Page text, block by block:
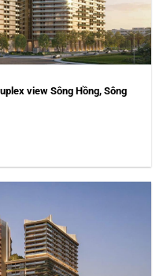
view Sông Hồng, Sông